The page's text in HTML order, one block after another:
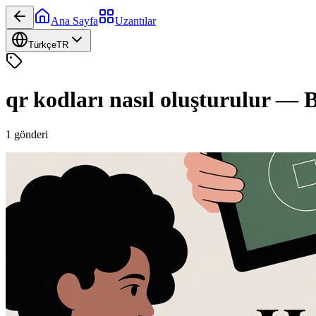
Ana Sayfa Uzantılar
TürkçeTR
qr kodları nasıl oluşturulur—
1 gönderi